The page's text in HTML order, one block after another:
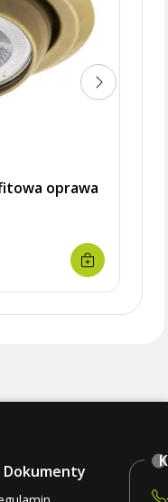
oprawa
Dokumenty